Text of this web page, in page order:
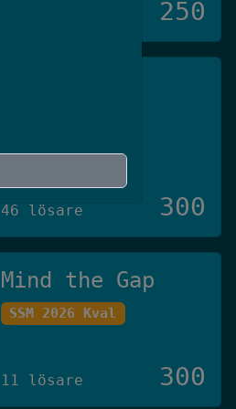
250
46 lösare 300
Mind the Gap
SSM 2026 Kval
11 lösare 300